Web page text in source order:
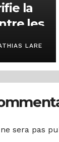
la
les
au
la
la
LARE
sera pas